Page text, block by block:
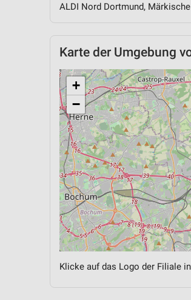
ALDI Nord Dortmund,
Karte der Umgebung
+
−
Klicke auf das Logo der Filiale